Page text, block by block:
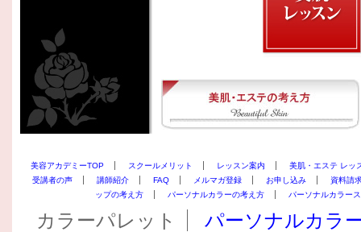
美容アカデミーTOP スクールメリット レッスン案内
美肌・エステ レッ
受講者の声
講師紹介 FAQ メルマガ登録 お申し込み
資料請
ップの考え方
パーソナルカラーの考え方 パーソナルカラー
カラーパレット
パーソナルカラ